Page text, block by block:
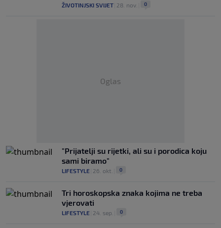
ŽIVOTINJSKI SVIJET 28. nov. 0
Oglas
"Prijatelji su rijetki, ali su i porodica koju
sami biramo"
LIFESTYLE 26. okt. 0
Tri horoskopska znaka kojima ne treba
vjerovati
LIFESTYLE 24. sep. 0